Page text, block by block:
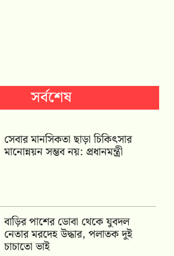
সর্বশেষ
সেবার মানসিকতা ছাড়া চিকিৎসার
মানোন্নয়ন সম্ভব নয়: প্রধানমন্ত্রী
বাড়ির পাশের ডোবা থেকে যুবদল
নেতার মরদেহ উদ্ধার, পলাতক দুই
চাচাতো ভাই